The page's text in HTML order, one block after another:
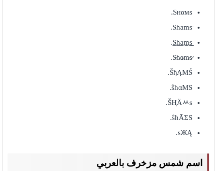
Sнαмs.
S̷h̷a̷m̷s̷.
ŠђĄMŚ.
ŝhαMЅ.
ŠҢÄᆻѕ.
ŝħĀΣS.
sЖĄ.
اسم شمس مزخرف بالعربي